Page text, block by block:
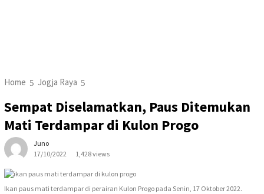
Home Jogja Raya
Sempat Diselamatkan, Paus Ditemukan
Mati Terdampar di Kulon Progo
Juno
17/10/2022
1,428 views
Ikan paus mati terdampar di perairan Kulon Progo pada Senin, 17 Oktober 2022.